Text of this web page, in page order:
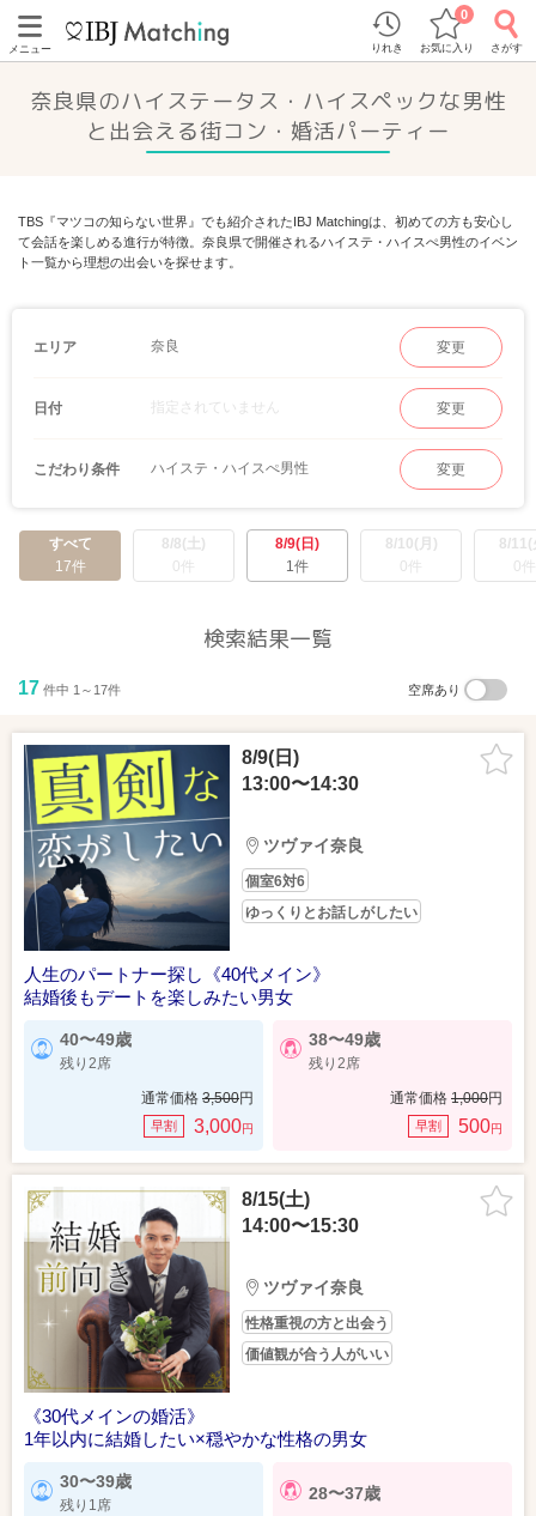
メニュー りれき お気に入り
0
さがす
奈良県のハイステータス・ハイスペックな男性
と出会える街コン・婚活パーティー
TBS『マツコの知らない世界』でも紹介されたIBJ Matchingは、初めての方も安心し
て会話を楽しめる進行が特徴。奈良県で開催されるハイステ・ハイスぺ男性のイベン
ト一覧から理想の出会いを探せます。
エリア 奈良 変更
日付 指定されていません 変更
こだわり条件 ハイステ・ハイスぺ男性 変更
すべて
17件
8/8(土)
0件
8/9(日)
1件
8/10(月)
0件
8/11(
0件
検索結果一覧
17 件中 1～17件 空席あり
8/9(日)
13:00〜14:30
ツヴァイ奈良
個室6対6
ゆっくりとお話しがしたい
人生のパートナー探し《40代メイン》
結婚後もデートを楽しみたい男女
40〜49歳
残り2席
通常価格 3,500円
早割 3,000円
38〜49歳
残り2席
通常価格 1,000円
早割 500円
8/15(土)
14:00〜15:30
ツヴァイ奈良
性格重視の方と出会う
価値観が合う人がいい
《30代メインの婚活》
1年以内に結婚したい×穏やかな性格の男女
30〜39歳
残り1席
28〜37歳